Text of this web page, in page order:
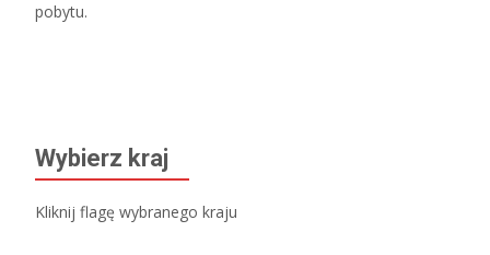
pobytu.
Wybierz kraj
Kliknij flagę wybranego kraju